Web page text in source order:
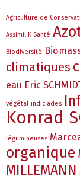
Agriculture de
Assimil K Santé
Biodiversité
climatiques
eau Eric
végétal indiciades
Konrad
légumineuses
organique
MILLEMANN